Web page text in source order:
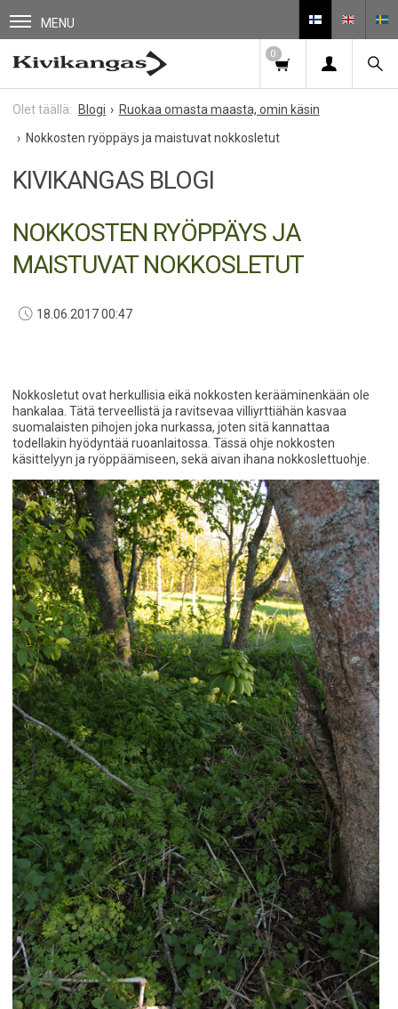
MENU
0
Blogi
Ruokaa omasta maasta, omin käsin
Nokkosten ryöppäys ja maistuvat nokkosletut
KIVIKANGAS BLOGI
NOKKOSTEN RYÖPPÄYS JA
MAISTUVAT NOKKOSLETUT
18.06.2017 00:47
Nokkosletut ovat herkullisia eikä nokkosten kerääminenkään ole
hankalaa. Tätä terveellistä ja ravitsevaa villiyrttiähän kasvaa
suomalaisten pihojen joka nurkassa, joten sitä kannattaa
todellakin hyödyntää ruoanlaitossa. Tässä ohje nokkosten
käsittelyyn ja ryöppäämiseen, sekä aivan ihana nokkoslettuohje.